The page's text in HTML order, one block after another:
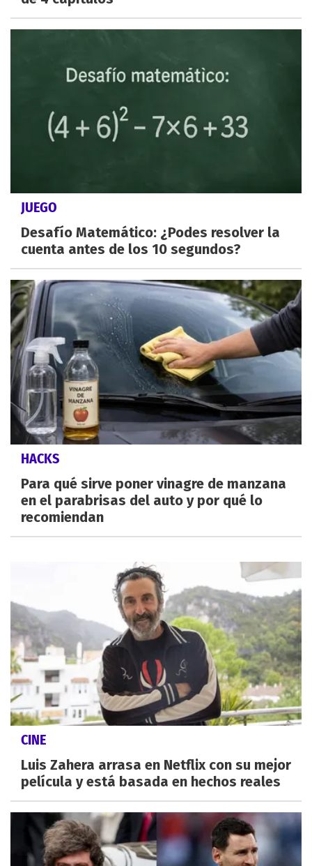
JUEGO
Desafío Matemático: ¿Podes resolver la
cuenta antes de los 10 segundos?
HACKS
Para qué sirve poner vinagre de manzana
en el parabrisas del auto y por qué lo
recomiendan
CINE
Luis Zahera arrasa en Netflix con su mejor
película y está basada en hechos reales